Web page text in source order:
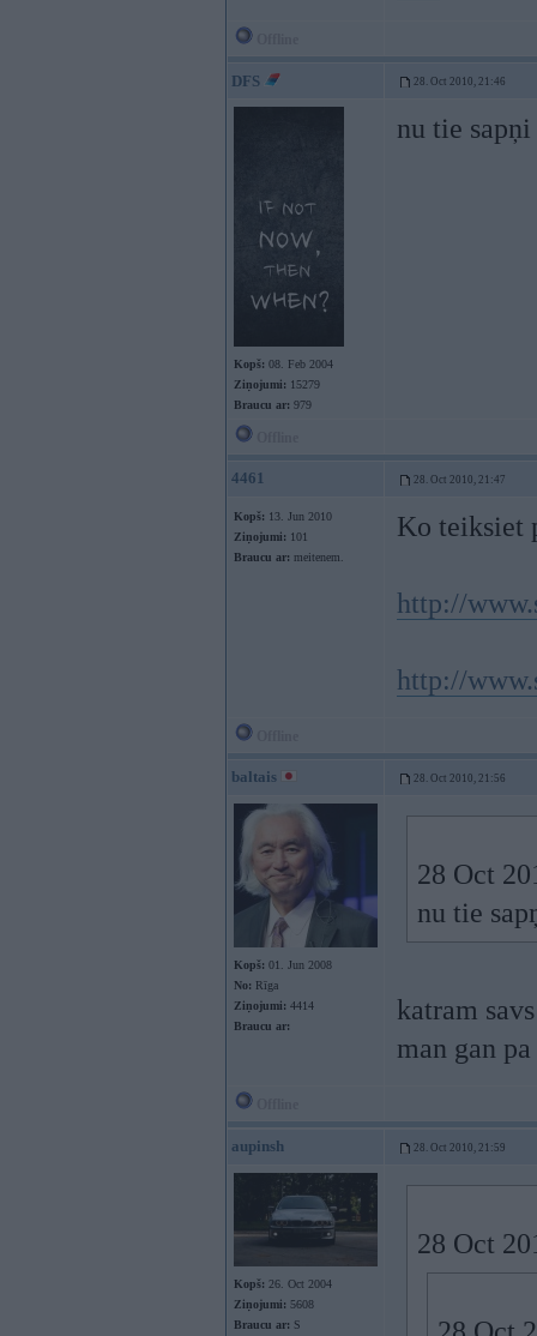
DFS 28. Oct 2010, 21:46
Kopš: 08. Feb 2004
Ziņojumi: 15279
Braucu ar: 979
nu tie
4461 28. Oct 2010, 21:47
Kopš: 13. Jun 2010
Ziņojumi: 101
Braucu ar: meitenem.
Ko teiksiet
http://
http://
baltais 28. Oct 2010, 21:56
Kopš: 01. Jun 2008
No: Rīga
Ziņojumi: 4414
Braucu ar:
28 Oct
nu tie
katram
man gan
aupinsh 28. Oct 2010, 21:59
Kopš: 26. Oct 2004
Ziņojumi: 5608
Braucu ar: S
28 Oct